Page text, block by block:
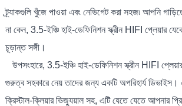
ট্র্যাকগুলি খুঁজে পাওয়া এবং নেভিগেট করা সহজ৷ আপনি
না কেন, 3.5-ইঞ্চি হাই-ডেফিনিশন স্ক্রীন HIFI প্লেয়ার
চূড়ান্ত সঙ্গী।
উপসংহারে, 3.5-ইঞ্চি হাই-ডেফিনিশন স্ক্রীন HIFI
গুরুত্ব সহকারে নেয় তাদের জন্য একটি অপরিহার্য ডিভাইস।
ক্রিস্টাল-ক্লিয়ার ভিজ্যুয়াল সহ, এটি যেতে যেতে আপনার